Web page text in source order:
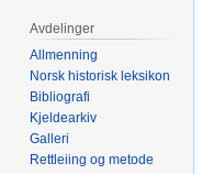
Avdelinger
Allmenning
Norsk historisk leksikon
Bibliografi
Kjeldearkiv
Galleri
Rettleiing og metode